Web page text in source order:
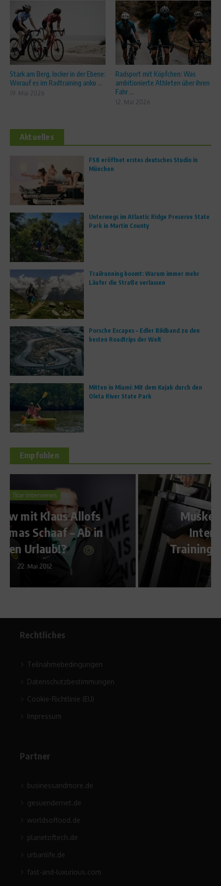
Stark am Berg, locker in der Ebene:
Worauf es im Radtraining anko ...
19. Mai 2026
Radsport mit Köpfchen: Was
ambitionierte Athleten über ihren
Fahr ...
12. Mai 2026
Aktuelles
FS8 eröffnet erstes deutsches Studio in
München
Unterwegs im Atlantic Ridge Preserve State
Park in Martin County
Trailrunning boomt: Warum immer mehr
Läufer die Straße verlassen
Porsche Escapes – Edler Bildband zu den
besten Roadtrips der Welt
Mitten in Miami: Mit dem Kajak durch den
Oleta River State Park
Empfohlen
Muskelkater nach High
Intensity Training –
Trainingstipp von Dr. Sport
Rechtliches
Teilnahmebedingungen
Datenschutzbestimmungen
Cookie-Richtlinie (EU)
Impressum
Partner
businessandmore.de
gesuendernet.de
worldsoffood.de
planetoftech.de
urbanlife.de
fast-and-luxurious.com